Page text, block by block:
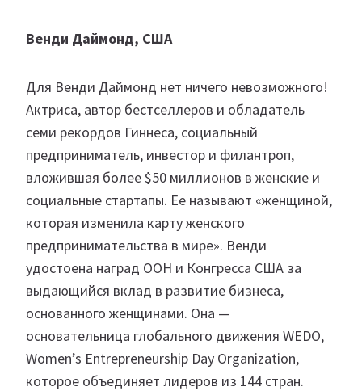
Венди Даймонд, США
Для Венди Даймонд нет ничего невозможного!
Актриса, автор бестселлеров и обладатель
семи рекордов Гиннеса, социальный
предприниматель, инвестор и филантроп,
вложившая более $50 миллионов в женские и
социальные стартапы. Ее называют «женщиной,
которая изменила карту женского
предпринимательства в мире». Венди
удостоена наград ООН и Конгресса США за
выдающийся вклад в развитие бизнеса,
основанного женщинами. Она —
основательница глобального движения WEDO,
Women’s Entrepreneurship Day Organization,
которое объединяет лидеров из 144 стран.